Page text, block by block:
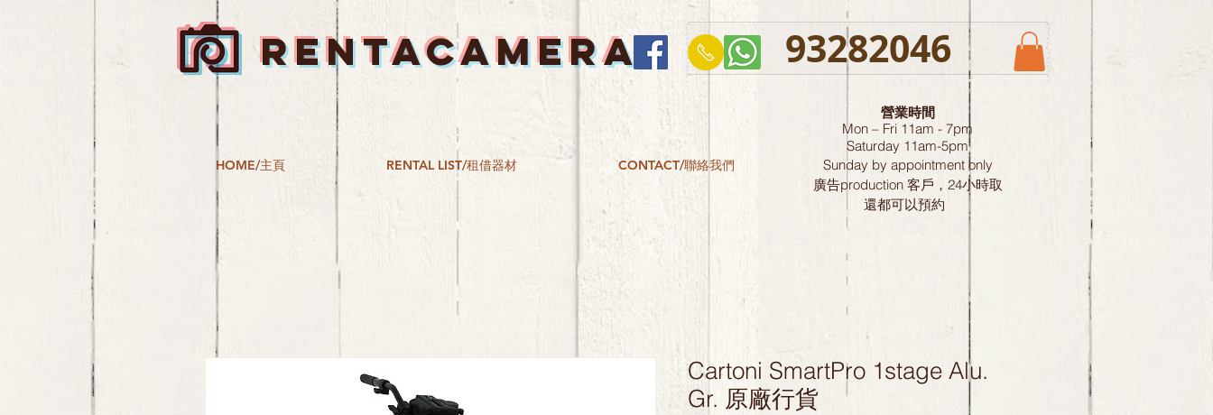
RENTACAMERA 93282046
HOME/主頁 RENTAL LIST/租借器材 CONTACT/聯絡我們
營業時間
Mon – Fri 11am - 7pm
Saturday 11am-5pm
Sunday by appointment only
廣告production 客戶，24小時取
還都可以預約
Cartoni SmartPro 1stage Alu.
Gr. 原廠行貨